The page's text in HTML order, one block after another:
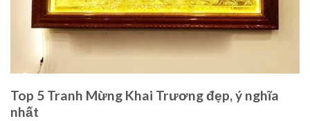
Top 5 Tranh Mừng Khai Trương đẹp, ý nghĩa
nhất